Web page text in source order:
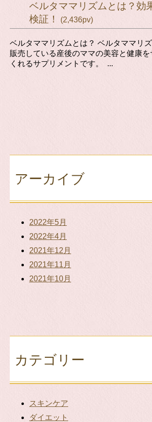
ベルタママリズムとは？効
検証！
(2,436pv)
ベルタママリズムとは？ ベルタママリ
販売している産後のママの美容と健康
くれるサプリメントです。 ...
アーカイブ
2022年5月
2022年4月
2021年12月
2021年11月
2021年10月
カテゴリー
スキンケア
ダイエット